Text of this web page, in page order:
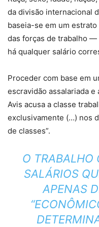
da divisão internacional
baseia-se em um
das forças de trabalho —
há qualquer salário
Proceder com base em
escravidão assalariada e
Avis acusa a classe
exclusivamente (…) nos
de classes”.
O TRABALHO
SALÁRIOS
APENAS